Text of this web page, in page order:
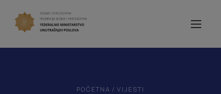
POČETNA / VIJESTI